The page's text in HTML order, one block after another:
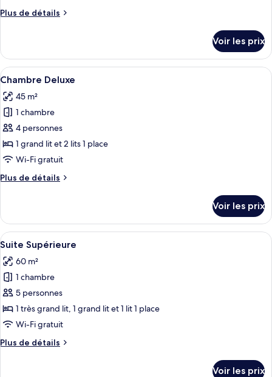
chambre :
avec
lits
jumeaux
Plus de détails
Plus
le
type
de
Chambre
Standard
lits
jumeaux
Voir les prix
Afficher
toutes
les
photos
pour
ce
type
chambre :
Une chambre d’hôtel avec deux lits
4
Chambre Deluxe
45 m²
1 chambre
4 personnes
1 grand lit et 2 lits 1 place
Wi-Fi gratuit
Plus de détails
Plus
le
type
de
Chambre
Deluxe
Voir les prix
Afficher
toutes
les
photos
pour
ce
type
chambre :
Une chambre d’hôtel moderne
5
Suite Supérieure
60 m²
1 chambre
5 personnes
1 très grand lit, 1 grand lit et 1 lit 1 place
Wi-Fi gratuit
Plus de détails
Plus
Voir les prix